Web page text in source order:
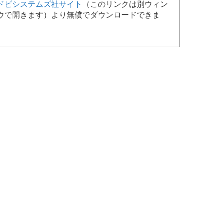
ビシステムズ社サイト
（このリンクは別ウィン
で開きます）より無償でダウンロードできま